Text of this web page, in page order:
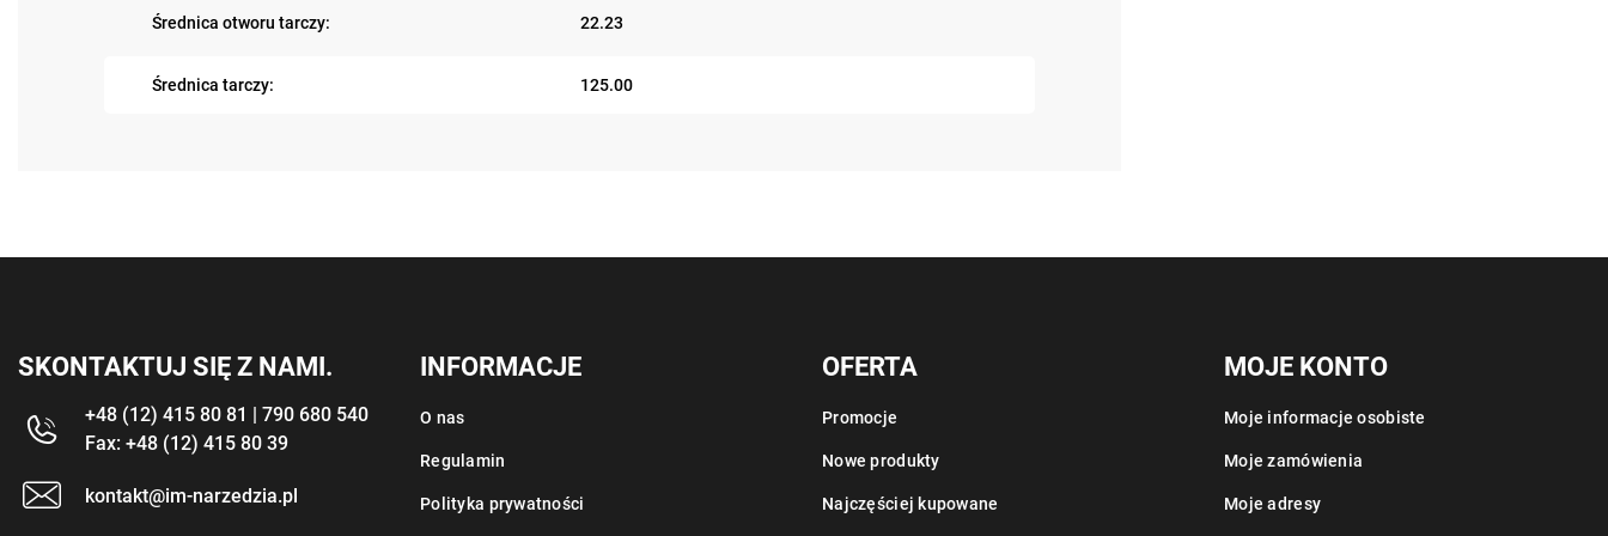
Średnica otworu tarczy: 22.23
Średnica tarczy: 125.00
SKONTAKTUJ SIĘ Z NAMI.
+48 (12) 415 80 81 | 790 680 540
Fax: +48 (12) 415 80 39
kontakt@im-narzedzia.pl
INFORMACJE
O nas
Regulamin
Polityka prywatności
OFERTA
Promocje
Nowe produkty
Najczęściej kupowane
MOJE KONTO
Moje informacje osobiste
Moje zamówienia
Moje adresy